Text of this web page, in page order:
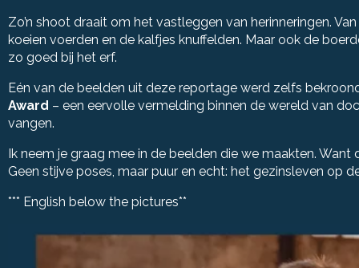
Zo’n shoot draait om het vastleggen van herinneringen.
koeien voerden en de kalfjes knuffelden. Maar ook de
zo goed bij het erf.
Eén van de beelden uit deze reportage werd zelfs
Award – een eervolle vermelding binnen de wereld van
vangen.
Ik neem je graag mee in de beelden die we maakten.
Geen stijve poses, maar puur en echt: het gezinsleven op
*** English below the pictures**